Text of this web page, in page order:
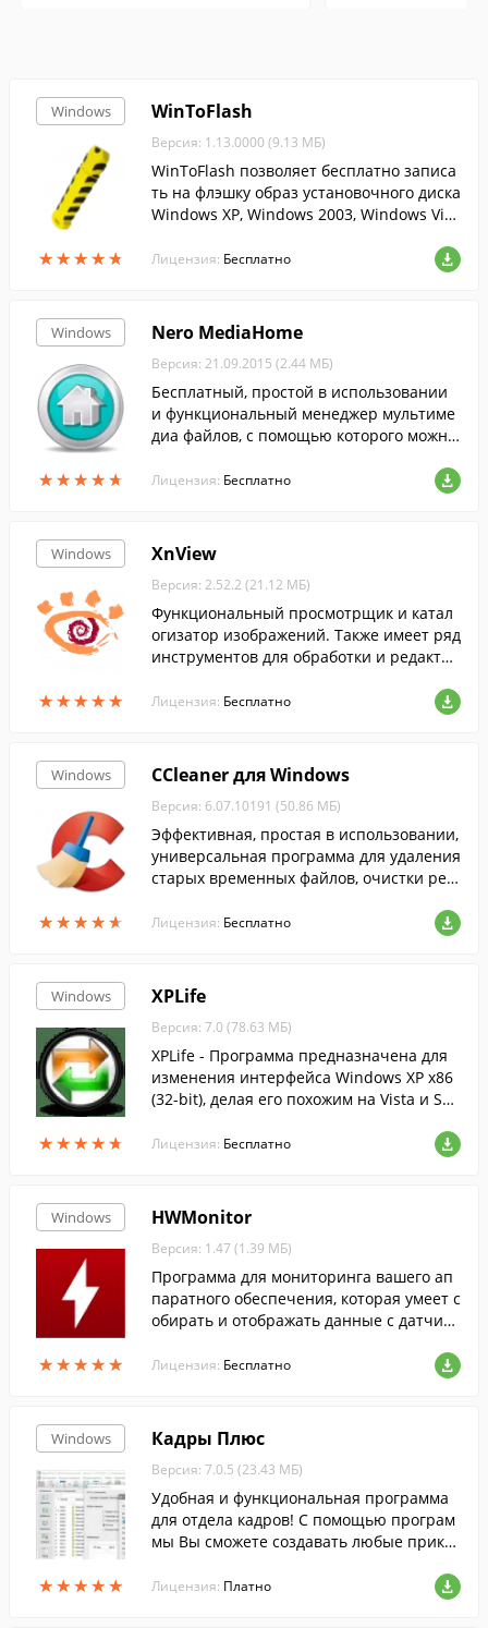
Windows
★★★★★
★★★★★
WinToFlash
Версия: 1.13.0000 (9.13 МБ)
WinToFlash позволяет бесплатно записа
ть на флэшку образ установочного диска
Windows XP, Windows 2003, Windows Vist
Лицензия: Бесплатно
Windows
★★★★★
★★★★★
Nero MediaHome
Версия: 21.09.2015 (2.44 МБ)
Бесплатный, простой в использовании
и функциональный менеджер мультиме
диа файлов, с помощью которого можно
о и видео файлы на компьютере.
Лицензия: Бесплатно
Windows
★★★★★
★★★★★
XnView
Версия: 2.52.2 (21.12 МБ)
Функциональный просмотрщик и катал
огизатор изображений. Также имеет ряд
инструментов для обработки и редактир
Лицензия: Бесплатно
Windows
★★★★★
★★★★★
CCleaner для Windows
Версия: 6.07.10191 (50.86 МБ)
Эффективная, простая в использовании,
универсальная программа для удаления
старых временных файлов, очистки рее
Лицензия: Бесплатно
Windows
★★★★★
★★★★★
XPLife
Версия: 7.0 (78.63 МБ)
XPLife - Программа предназначена для
изменения интерфейса Windows XP x86
(32-bit), делая его похожим на Vista и Sev
Лицензия: Бесплатно
Windows
★★★★★
★★★★★
HWMonitor
Версия: 1.47 (1.39 МБ)
Программа для мониторинга вашего ап
паратного обеспечения, которая умеет с
обирать и отображать данные с датчико
вентиляторов.
Лицензия: Бесплатно
Windows
★★★★★
★★★★★
Кадры Плюс
Версия: 7.0.5 (23.43 МБ)
Удобная и функциональная программа
для отдела кадров! С помощью програм
мы Вы сможете создавать любые приказ
жение персонала, а также вести учет ра
Лицензия: Платно